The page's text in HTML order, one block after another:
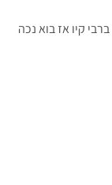
קיו אז בוא נכה